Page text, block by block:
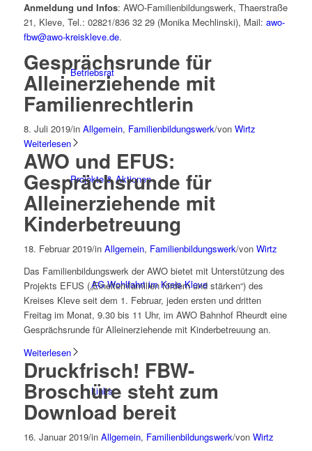
Betriebsrat
Projekte & Aktionen
AG Wohlfahrt im Kreis Kleve
Links
Anmeldung und Infos: AWO-Familienbildungswerk, Thaerstraße
21, Kleve, Tel.: 02821/836 32 29 (Monika Mechlinski), Mail: awo-
fbw@awo-kreiskleve.de.
Gesprächsrunde für
Alleinerziehende mit
Familienrechtlerin
8. Juli 2019/in Allgemein, Familienbildungswerk/von Wirtz
Weiterlesen
AWO und EFUS:
Gesprächsrunde für
Alleinerziehende mit
Kinderbetreuung
18. Februar 2019/in Allgemein, Familienbildungswerk/von Wirtz
Das Familienbildungswerk der AWO bietet mit Unterstützung des
Projekts EFUS („Einelternfamilien fördern und stärken“) des
Kreises Kleve seit dem 1. Februar, jeden ersten und dritten
Freitag im Monat, 9.30 bis 11 Uhr, im AWO Bahnhof Rheurdt eine
Gesprächsrunde für Alleinerziehende mit Kinderbetreuung an.
Weiterlesen
Druckfrisch! FBW-
Broschüre steht zum
Download bereit
16. Januar 2019/in Allgemein, Familienbildungswerk/von Wirtz